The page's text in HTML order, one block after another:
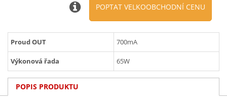
POPTAT VELKOOBCHODNÍ CENU
Proud OUT 700mA
Výkonová řada 65W
POPIS PRODUKTU